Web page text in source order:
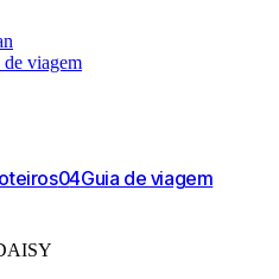
viagem
04Guia de viagem